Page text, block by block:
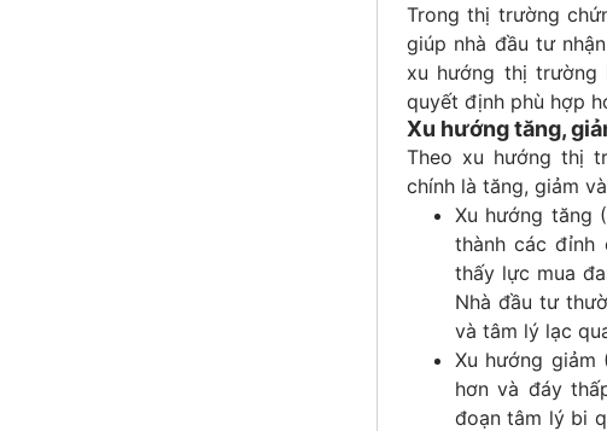
Trong thị trường
giúp nhà đầu tư
xu hướng thị
quyết định phù hợp
Xu hướng tăng,
Theo xu hướng thị
chính là tăng, giảm
Xu hướng tăng
thành các đỉnh
thấy lực mua
Nhà đầu tư
và tâm lý lạc
Xu hướng giảm
hơn và đáy
đoạn tâm lý bi